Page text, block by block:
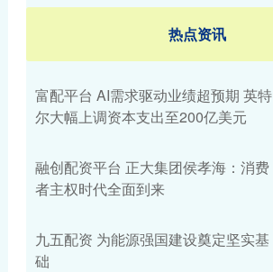
热点资讯
富配平台 AI需求驱动业绩超预期 英特
尔大幅上调资本支出至200亿美元
融创配资平台 正大集团侯孝海：消费
者主权时代全面到来
九五配资 为能源强国建设奠定坚实基
础